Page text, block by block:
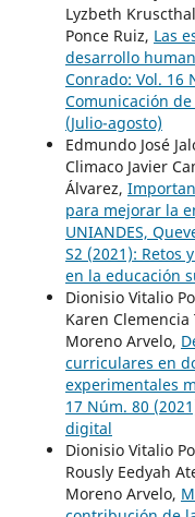
Lyzbeth
Ponce Ruiz, Las
desarrollo
Conrado: Vol. 16
Comunicación
(Julio-agosto)
Edmundo José
Climaco Javier
Álvarez,
para mejorar la
UNIANDES,
S2 (2021): Retos
en la educación
Dionisio Vitalio
Karen
Moreno Arvelo,
curriculares en
experimentales
17 Núm. 80
digital
Dionisio Vitalio
Rously Eedyah
Moreno Arvelo,